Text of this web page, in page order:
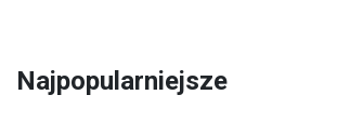
Najpopularniejsze